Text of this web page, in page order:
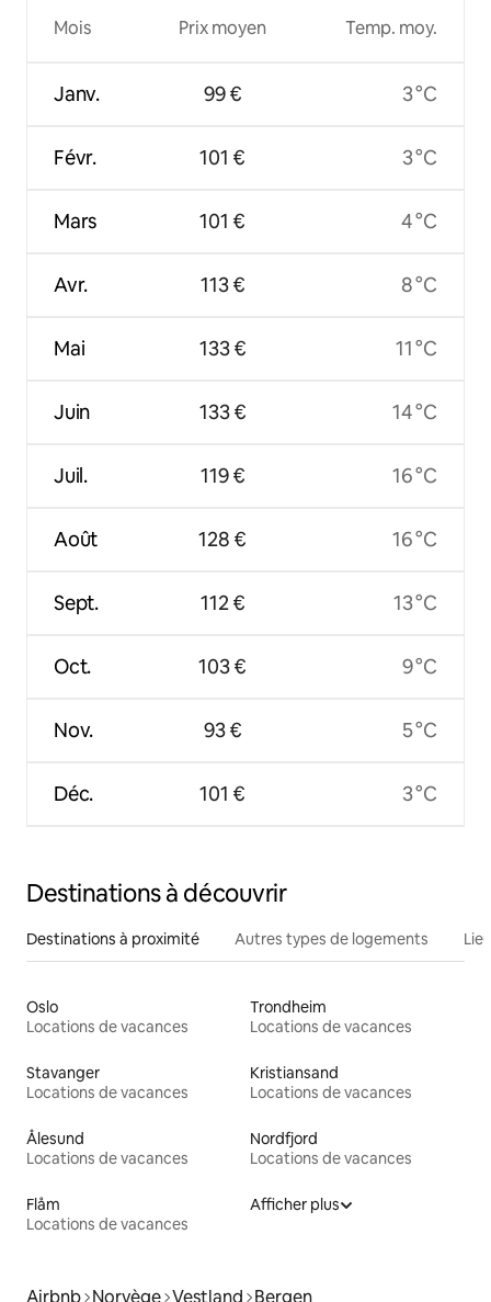
Mois
Janv.
Févr.
Mars
Avr.
Mai
Juin
Juil.
Août
Sept.
Oct.
Nov.
Déc.
Prix moyen
99 €
101 €
101 €
113 €
133 €
133 €
119 €
128 €
112 €
103 €
93 €
101 €
Temp. moy.
3 °C
3 °C
4 °C
8 °C
11 °C
14 °C
16 °C
16 °C
13 °C
9 °C
5 °C
3 °C
Destinations à découvrir
Destinations à proximité Autres types de logements
Oslo
Locations de vacances
Trondheim
Locations de vacances
Stavanger
Locations de vacances
Kristiansand
Locations de vacances
Ålesund
Locations de vacances
Nordfjord
Locations de vacances
Flåm
Locations de vacances
Afficher plus
Airbnb Norvège Vestland Bergen